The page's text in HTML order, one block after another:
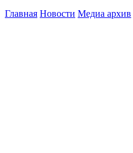
Главная Новости Медиа архив